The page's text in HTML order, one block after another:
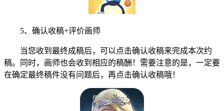
5、确认收稿+评价画师
当您收到最终成稿后，可以点击确认收稿来完成本次约
稿。同时，画师也会收到相应的稿酬！需要注意的是，一定要
在确定最终稿件没有问题后，再点击确认收稿哦！